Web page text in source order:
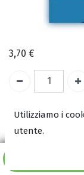
3,70 €
A magazzino
8000010011883
Utilizziamo i
utente.